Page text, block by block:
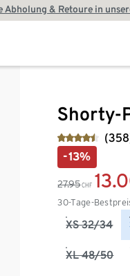
Abholung & Retoure in
Shorty-
-13%
27.95 CHF
30-Tage-
XS 32/34
XL 48/50